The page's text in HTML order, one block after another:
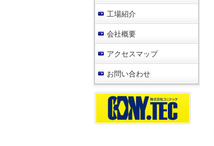
工場紹介
会社概要
アクセスマップ
お問い合わせ